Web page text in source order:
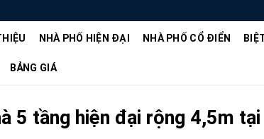
NHÀ PHỐ HIỆN ĐẠI NHÀ PHỐ CỔ ĐIỂN
BẢNG GIÁ
5 tầng hiện đại rộng 4,5m